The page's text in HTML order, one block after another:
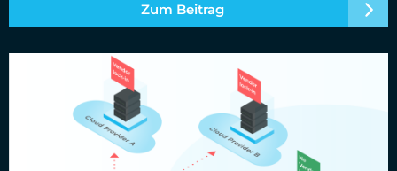
Zum Beitrag